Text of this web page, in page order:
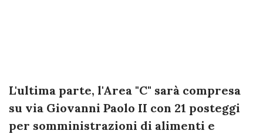
L'ultima parte, l'Area "C" sarà compresa
su via Giovanni Paolo II con 21 posteggi
per somministrazioni di alimenti e